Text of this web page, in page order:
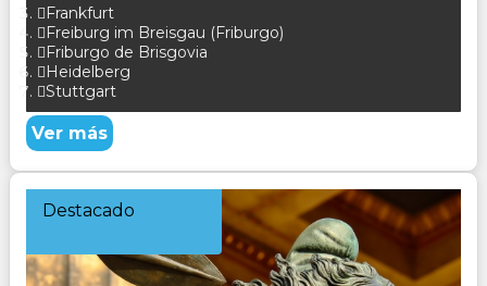
Frankfurt
Freiburg im Breisgau (Friburgo)
Friburgo de Brisgovia
Heidelberg
Stuttgart
Ver más
Destacado